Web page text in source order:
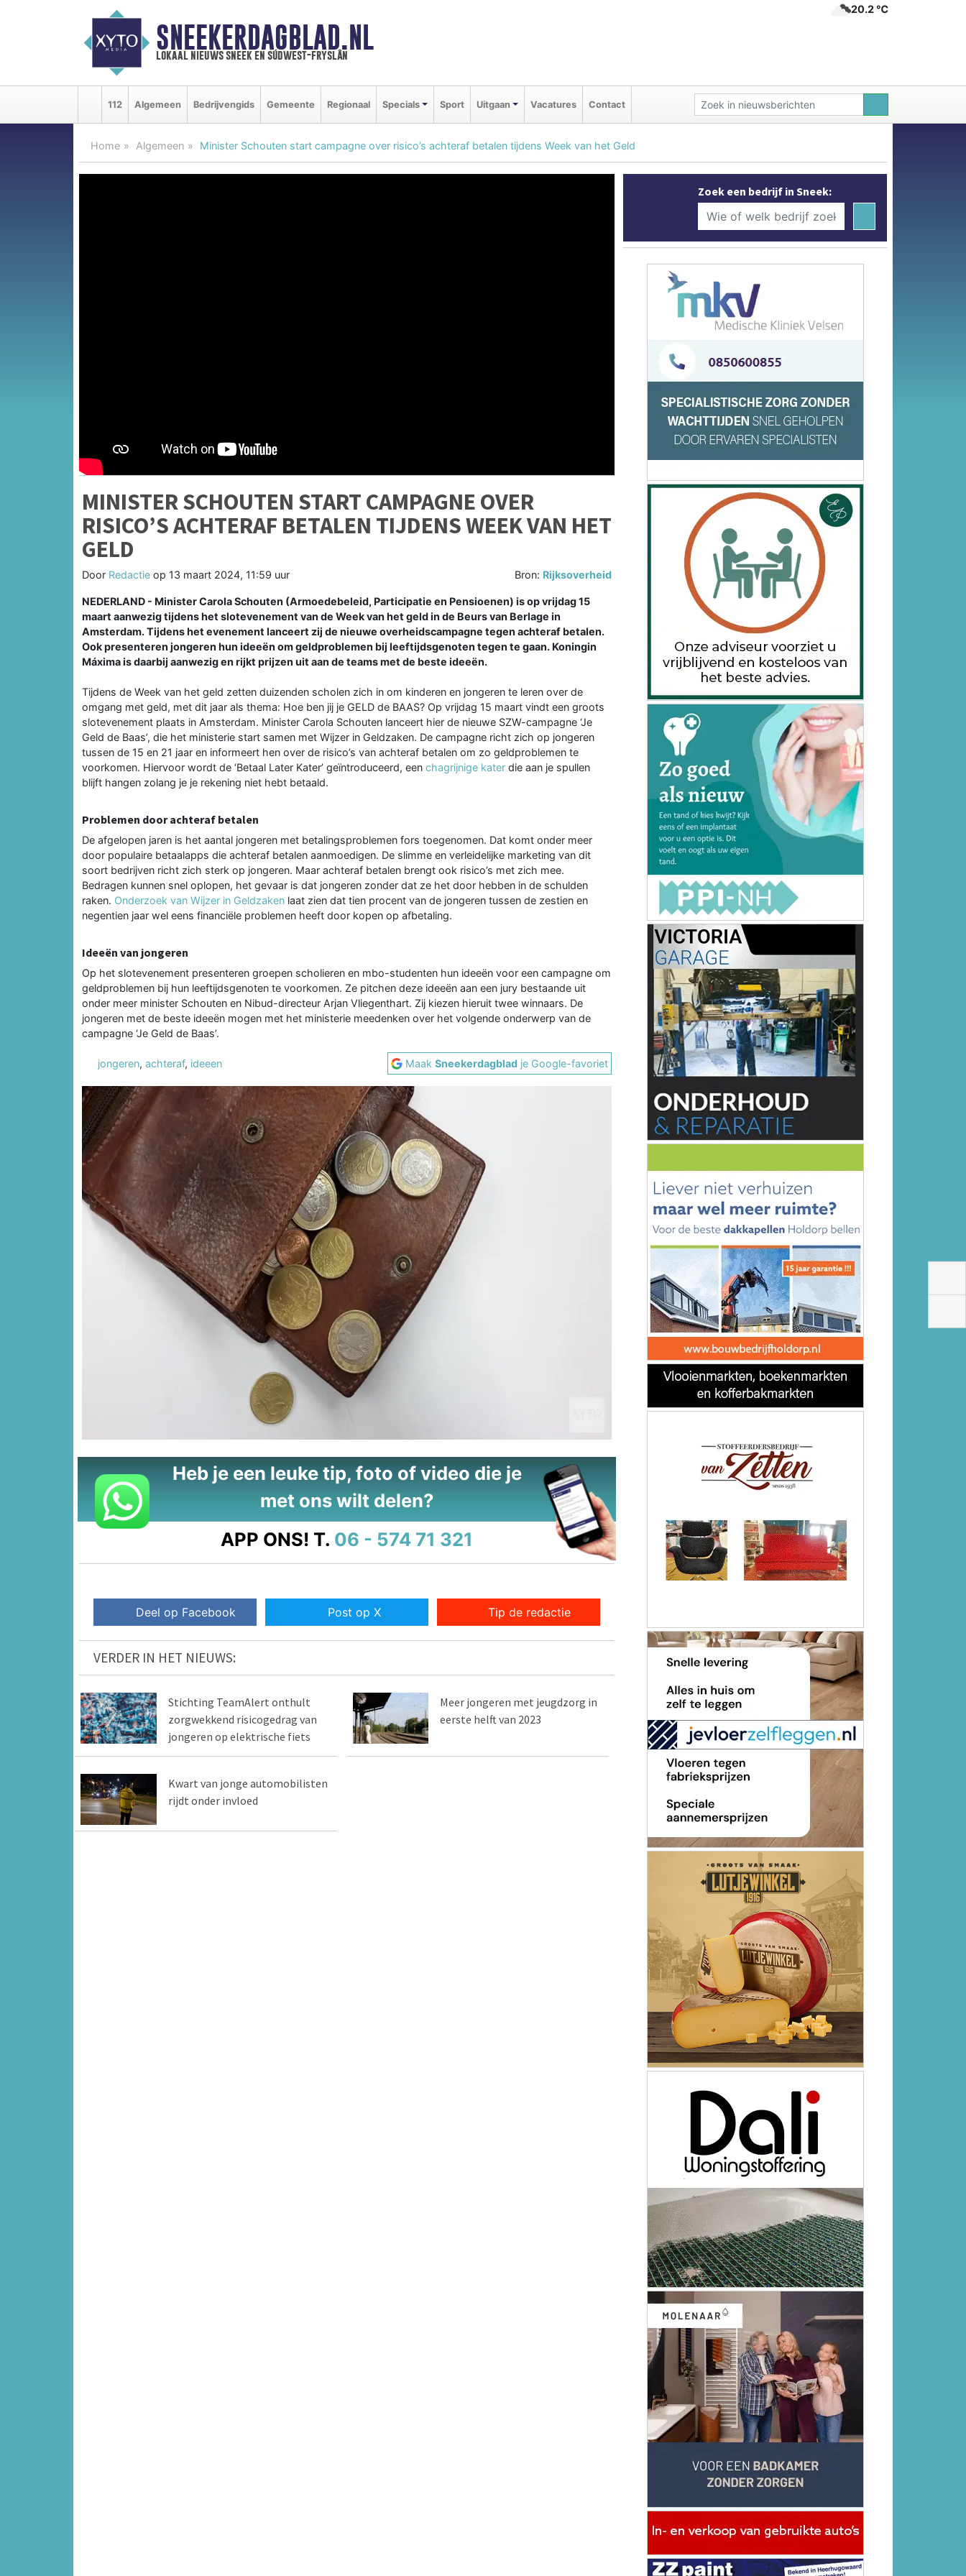
SNEEKERDAGBLAD.NL
lokaal nieuws sneek en súdwest-fryslân
20.2 ℃
112 Algemeen Bedrijvengids Gemeente Regionaal Specials Sport Uitgaan Vacatures Contact
Home Algemeen Minister Schouten start campagne over risico’s achteraf betalen tijdens Week van het Geld
MINISTER SCHOUTEN START CAMPAGNE OVER
RISICO’S ACHTERAF BETALEN TIJDENS WEEK VAN HET
GELD
Door Redactie op 13 maart 2024, 11:59 uur Bron: Rijksoverheid
NEDERLAND - Minister Carola Schouten (Armoedebeleid, Participatie en Pensioenen) is op vrijdag 15
maart aanwezig tijdens het slotevenement van de Week van het geld in de Beurs van Berlage in
Amsterdam. Tijdens het evenement lanceert zij de nieuwe overheidscampagne tegen achteraf betalen.
Ook presenteren jongeren hun ideeën om geldproblemen bij leeftijdsgenoten tegen te gaan. Koningin
Máxima is daarbij aanwezig en rijkt prijzen uit aan de teams met de beste ideeën.
Tijdens de Week van het geld zetten duizenden scholen zich in om kinderen en jongeren te leren over de
omgang met geld, met dit jaar als thema: Hoe ben jij je GELD de BAAS? Op vrijdag 15 maart vindt een groots
slotevenement plaats in Amsterdam. Minister Carola Schouten lanceert hier de nieuwe SZW-campagne ‘Je
Geld de Baas’, die het ministerie start samen met Wijzer in Geldzaken. De campagne richt zich op jongeren
tussen de 15 en 21 jaar en informeert hen over de risico’s van achteraf betalen om zo geldproblemen te
voorkomen. Hiervoor wordt de ‘Betaal Later Kater’ geïntroduceerd, een chagrijnige kater die aan je spullen
blijft hangen zolang je je rekening niet hebt betaald.
Problemen door achteraf betalen
De afgelopen jaren is het aantal jongeren met betalingsproblemen fors toegenomen. Dat komt onder meer
door populaire betaalapps die achteraf betalen aanmoedigen. De slimme en verleidelijke marketing van dit
soort bedrijven richt zich sterk op jongeren. Maar achteraf betalen brengt ook risico’s met zich mee.
Bedragen kunnen snel oplopen, het gevaar is dat jongeren zonder dat ze het door hebben in de schulden
raken. Onderzoek van Wijzer in Geldzaken laat zien dat tien procent van de jongeren tussen de zestien en
negentien jaar wel eens financiële problemen heeft door kopen op afbetaling.
Ideeën van jongeren
Op het slotevenement presenteren groepen scholieren en mbo-studenten hun ideeën voor een campagne om
geldproblemen bij hun leeftijdsgenoten te voorkomen. Ze pitchen deze ideeën aan een jury bestaande uit
onder meer minister Schouten en Nibud-directeur Arjan Vliegenthart. Zij kiezen hieruit twee winnaars. De
jongeren met de beste ideeën mogen met het ministerie meedenken over het volgende onderwerp van de
campagne ‘Je Geld de Baas’.
jongeren, achteraf, ideeen MaakSneekerdagblad je Google-favoriet
Heb je een leuke tip, foto of video die je
met ons wilt delen?
APP ONS! T. 06 - 574 71 321
Deel op Facebook Post op X Tip de redactie
VERDER IN HET NIEUWS:
Stichting TeamAlert onthult
zorgwekkend risicogedrag van
jongeren op elektrische fiets
Meer jongeren met jeugdzorg in
eerste helft van 2023
Kwart van jonge automobilisten
rijdt onder invloed
Zoek een bedrijf in Sneek: